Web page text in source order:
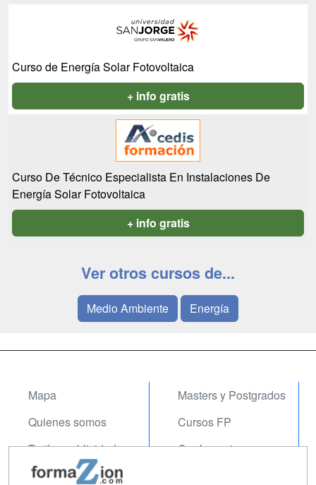
Curso de Energía Solar Fotovoltaica
+ info gratis
Curso De Técnico Especialista En Instalaciones De
Energía Solar Fotovoltaica
+ info gratis
Ver otros cursos de...
Medio Ambiente Energía
Mapa
Quienes somos
Tarifas publicidad
Acceso Usuarios
Masters y Postgrados
Cursos FP
Conferencias